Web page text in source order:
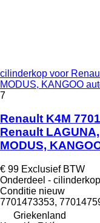
cilinderkop voor
MODUS, KANGOO
7
Renault K4M
Renault
MODUS,
€ 99 Exclusief BTW
Onderdeel - cilinderkop
Conditie nieuw
7701473353,
Griekenland